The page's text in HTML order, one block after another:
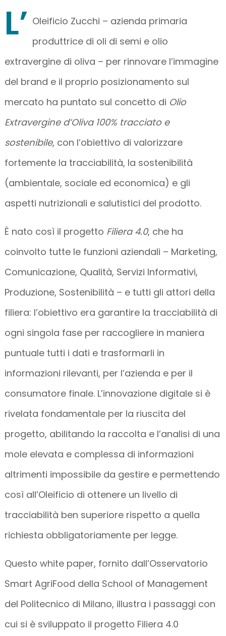
L’ Oleificio Zucchi – azienda primaria
produttrice di oli di semi e olio
extravergine di oliva – per rinnovare l’immagine
del brand e il proprio posizionamento sul
mercato ha puntato sul concetto di Olio
Extravergine d’Oliva 100% tracciato e
sostenibile, con l’obiettivo di valorizzare
fortemente la tracciabilità, la sostenibilità
(ambientale, sociale ed economica) e gli
aspetti nutrizionali e salutistici del prodotto.
È nato così il progetto Filiera 4.0, che ha
coinvolto tutte le funzioni aziendali – Marketing,
Comunicazione, Qualità, Servizi Informativi,
Produzione, Sostenibilità – e tutti gli attori della
filiera: l’obiettivo era garantire la tracciabilità di
ogni singola fase per raccogliere in maniera
puntuale tutti i dati e trasformarli in
informazioni rilevanti, per l’azienda e per il
consumatore finale. L’innovazione digitale si è
rivelata fondamentale per la riuscita del
progetto, abilitando la raccolta e l’analisi di una
mole elevata e complessa di informazioni
altrimenti impossibile da gestire e permettendo
così all’Oleificio di ottenere un livello di
tracciabilità ben superiore rispetto a quella
richiesta obbligatoriamente per legge.
Questo white paper, fornito dall’Osservatorio
Smart AgriFood della School of Management
del Politecnico di Milano, illustra i passaggi con
cui si è sviluppato il progetto Filiera 4.0